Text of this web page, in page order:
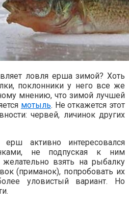
ловля ерша зимой? Хоть
поклонники у него все же
мнению, что зимой лучшей
мотыль. Не откажется этот
червей, личинок других
активно интересовался
не подпуская к ним
взять на рыбалку
(приманок), попробовать их
уловистый вариант. Но